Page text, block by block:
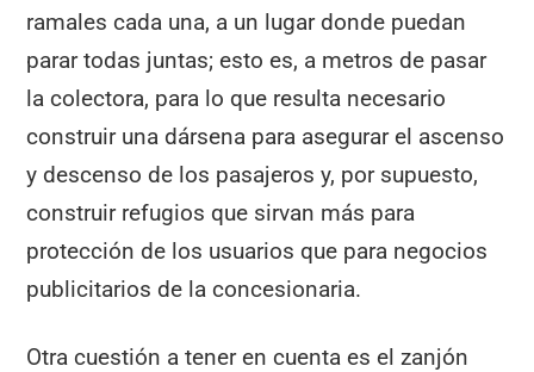
ramales cada una, a un lugar donde puedan
parar todas juntas; esto es, a metros de pasar
la colectora, para lo que resulta necesario
construir una dársena para asegurar el ascenso
y descenso de los pasajeros y, por supuesto,
construir refugios que sirvan más para
protección de los usuarios que para negocios
publicitarios de la concesionaria.
Otra cuestión a tener en cuenta es el zanjón